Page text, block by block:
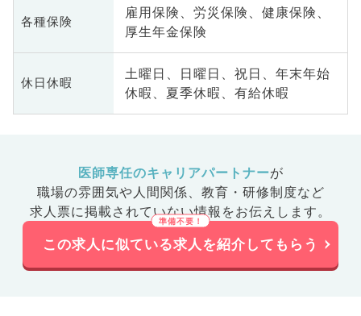
各種保険
雇用保険、労災保険、健康保険、
厚生年金保険
休日休暇
土曜日、日曜日、祝日、年末年始
休暇、夏季休暇、有給休暇
医師専任のキャリアパートナーが
職場の雰囲気や人間関係、 教育・研修制度など
求人票に掲載されていない情報をお伝えします。
この求人に似ている求人を紹介してもらう